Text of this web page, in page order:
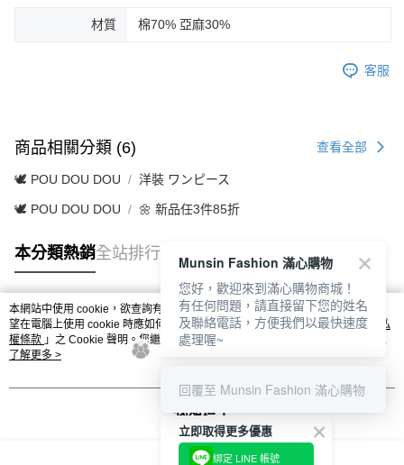
材質 棉70% 亞麻30%
客服
商品相關分類 (6) 查看全部
🕊️ POU DOU DOU 洋裝 ワンピース
🕊️ POU DOU DOU 🌼 新品任3件85折
本分類熱銷全站排行
熱門標籤
本網站中使用 cookie，欲查詢有關本網站使用 cookie 方式之詳情，及若您不希
望在電腦上使用 cookie 時應如何變更電腦的 cookie 設定，請參閱本網站「
隱私
權條款 」之 Cookie 聲明。您繼續使用本網站即表示您同意本公司得按本網站使
用條款之 Cookie 聲明使用 cookie。
了解更多 >
我知道了
立即取得更多優惠
綁定 LINE 帳號
Munsin Fashion 滿心購物
您好，歡迎來到滿心購物商城！
有任何問題，請直接留下您的姓名
及聯絡電話，方便我們以最快速度
處理喔~
回覆至 Munsin Fashion 滿心購物